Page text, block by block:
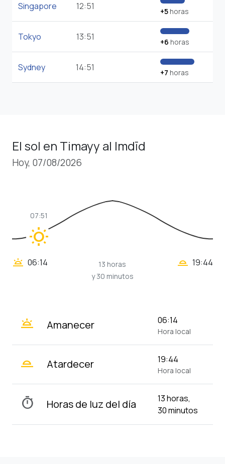
Singapore 12:51 +5horas
Tokyo 13:51 +6 horas
Sydney 14:51 +7 horas
El sol en Timayy al Imdīd
Hoy, 07/08/2026
wb_sunny
07:51
wb_twilight 06:14
13 horas
y 30 minutos
wb_twilight_2 19:44
wb_twilight Amanecer 06:14
Hora local
wb_twilight_2 Atardecer 19:44
Hora local
timer Horas de luz del día
13 horas,
30 minutos